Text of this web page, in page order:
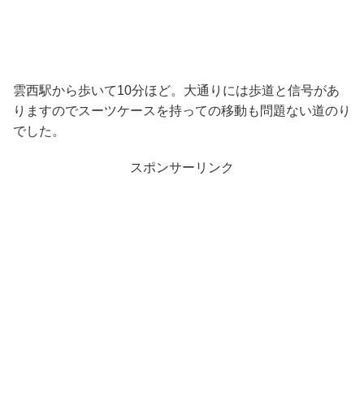
雲西駅から歩いて10分ほど。大通りには歩道と信号があ
りますのでスーツケースを持っての移動も問題ない道のり
でした。
スポンサーリンク